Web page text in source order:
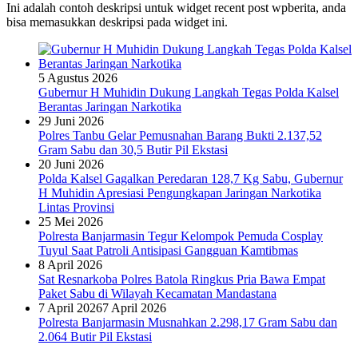
Ini adalah contoh deskripsi untuk widget recent post wpberita, anda
bisa memasukkan deskripsi pada widget ini.
5 Agustus 2026
Gubernur H Muhidin Dukung Langkah Tegas Polda Kalsel
Berantas Jaringan Narkotika
29 Juni 2026
Polres Tanbu Gelar Pemusnahan Barang Bukti 2.137,52
Gram Sabu dan 30,5 Butir Pil Ekstasi
20 Juni 2026
Polda Kalsel Gagalkan Peredaran 128,7 Kg Sabu, Gubernur
H Muhidin Apresiasi Pengungkapan Jaringan Narkotika
Lintas Provinsi
25 Mei 2026
Polresta Banjarmasin Tegur Kelompok Pemuda Cosplay
Tuyul Saat Patroli Antisipasi Gangguan Kamtibmas
8 April 2026
Sat Resnarkoba Polres Batola Ringkus Pria Bawa Empat
Paket Sabu di Wilayah Kecamatan Mandastana
7 April 20267 April 2026
Polresta Banjarmasin Musnahkan 2.298,17 Gram Sabu dan
2.064 Butir Pil Ekstasi